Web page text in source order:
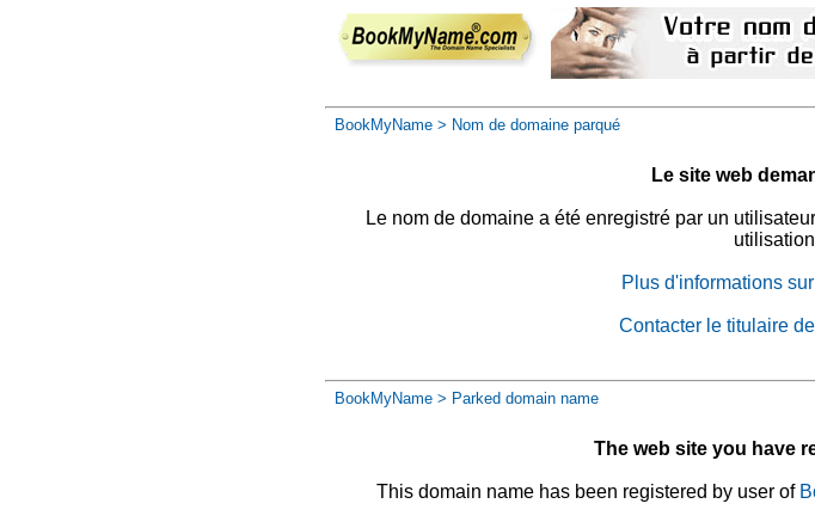
BookMyName > Nom de domaine parqué
Le site web
Le nom de domaine a été enregistré par un
Plus d'informations
Contacter le titulaire
BookMyName > Parked domain name
The web site you have
This domain name has been registered by user of